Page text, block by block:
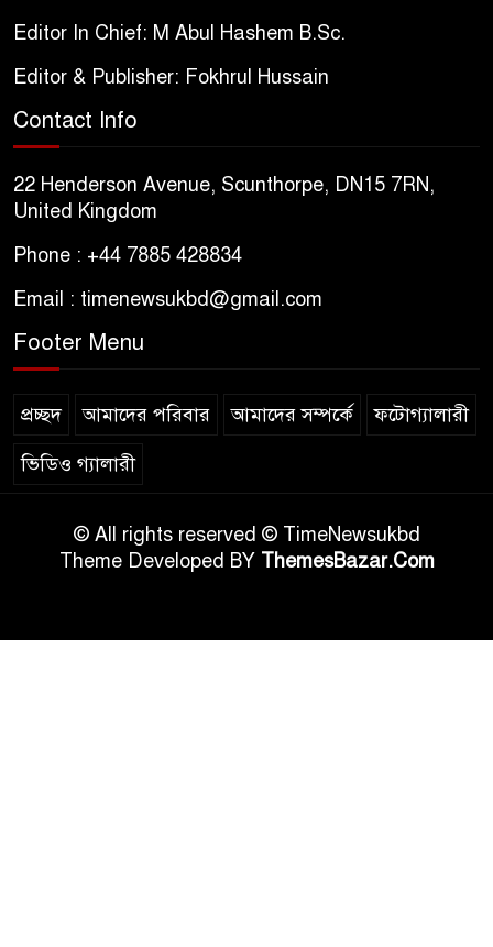
Editor In Chief: M Abul Hashem B.Sc.
Editor & Publisher: Fokhrul Hussain
Contact Info
22 Henderson Avenue, Scunthorpe, DN15 7RN,
United Kingdom
Phone : +44 7885 428834
Email : timenewsukbd@gmail.com
Footer Menu
প্রচ্ছদ আমাদের পরিবার আমাদের সম্পর্কে ফটোগ্যালারী
ভিডিও গ্যালারী
© All rights reserved © TimeNewsukbd
Theme Developed BY ThemesBazar.Com